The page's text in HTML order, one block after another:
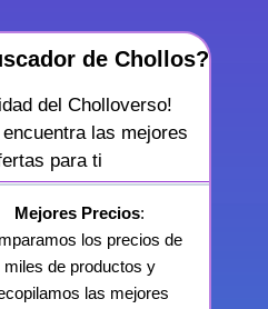
de Chollos?
del Cholloverso!
las mejores
para ti
Mejores Precios:
los precios de
miles de productos y
las mejores